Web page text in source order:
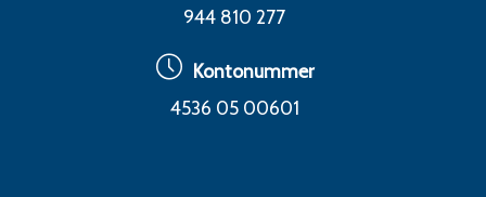
944 810 277
Kontonummer
4536 05 00601